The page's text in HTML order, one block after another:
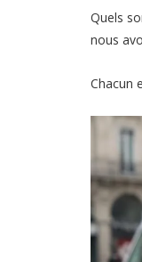
Quels
nous
Chacun